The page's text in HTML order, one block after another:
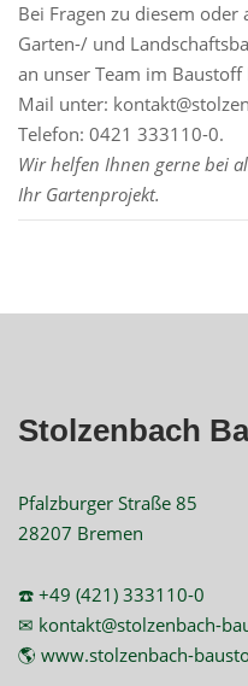
Bei Fragen zu diesem
Garten-/ und
an unser Team im Baustoff
Mail unter:
Telefon: 0421 333110-0.
Wir helfen Ihnen gerne bei
Ihr Gartenprojekt.
Stolzenbach
Pfalzburger Straße 85
28207 Bremen
☎️ +49 (421) 333110-0
✉ kontakt@stolzenbach-
🌎 www.stolzenbach-